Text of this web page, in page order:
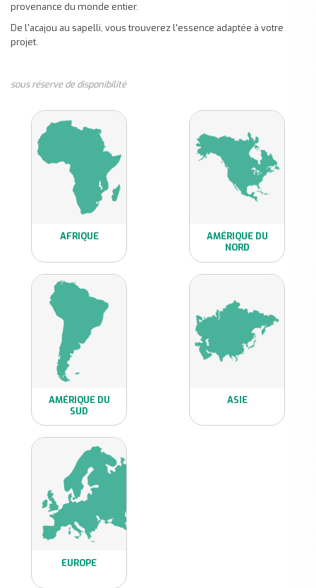
provenance du monde entier.
De l'acajou au sapelli, vous trouverez l'essence adaptée à votre
projet.
sous réserve de disponibilité
essences d'Afrique
AFRIQUE
essences d'Amérique
AMÉRIQUE DU
NORD
essences d'Amérique
du Sud
AMÉRIQUE DU
SUD
ASIE
EUROPE